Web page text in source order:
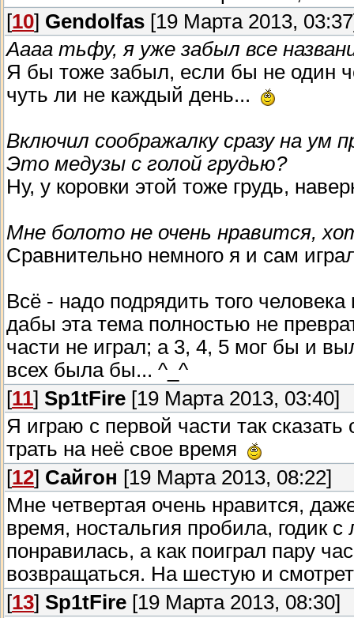
[10] Gendolfas [19 Марта 2013,
Аааа тьфу, я уже забыл все
Я бы тоже забыл, если бы не один
чуть ли не каждый день...
Включил соображалку сразу на ум
Это медузы с голой грудью?
Ну, у коровки этой тоже грудь,
Мне болото не очень нравится,
Сравнительно немного я и сам
Всё - надо подрядить того
дабы эта тема полностью не
части не играл; а 3, 4, 5 мог бы и
всех была бы... ^_^
[11] Sp1tFire [19 Марта 2013, 03:40]
Я играю с первой части так
трать на неё свое время
[12] Сайгон [19 Марта 2013, 08:22]
Мне четвертая очень нравится,
время, ностальгия пробила, годик
понравилась, а как поиграл пару
возвращаться. На шестую и
[13] Sp1tFire [19 Марта 2013, 08:30]